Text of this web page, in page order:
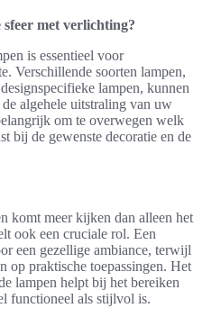
sfeer met verlichting?
is essentieel voor
Verschillende soorten lampen,
lampen, kunnen
algehele uitstraling van uw
om te overwegen welk
bij de gewenste decoratie en de
komt meer kijken dan alleen het
ook een cruciale rol. Een
een gezellige ambiance, terwijl
op praktische toepassingen. Het
lampen helpt bij het bereiken
functioneel als stijlvol is.